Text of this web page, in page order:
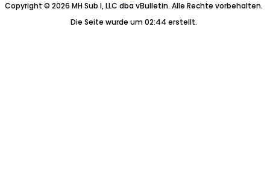
Copyright © 2026 MH Sub I, LLC dba vBulletin. Alle Rechte vorbehalten.
Die Seite wurde um 02:44 erstellt.